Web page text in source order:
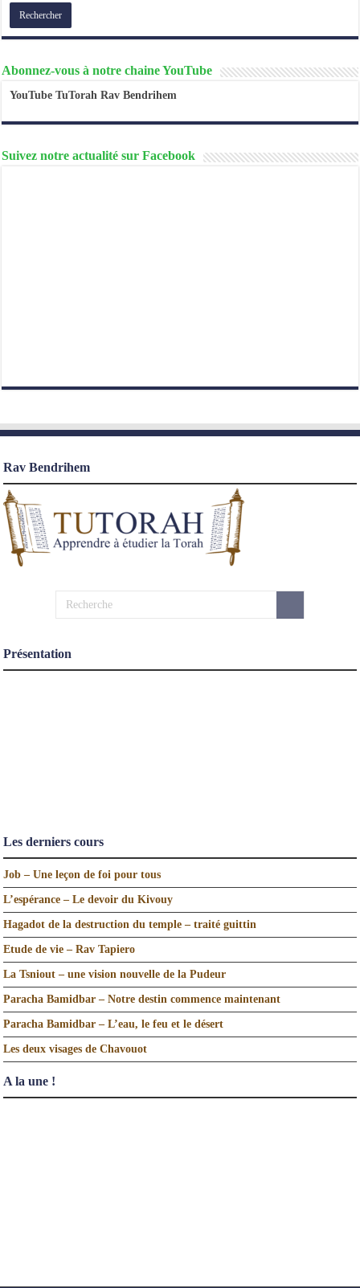
Abonnez-vous à notre chaine YouTube
YouTube TuTorah Rav Bendrihem
Suivez notre actualité sur Facebook
Rav Bendrihem
Présentation
Les derniers cours
Job – Une leçon de foi pour tous
L’espérance – Le devoir du Kivouy
Hagadot de la destruction du temple – traité guittin
Etude de vie – Rav Tapiero
La Tsniout – une vision nouvelle de la Pudeur
Paracha Bamidbar – Notre destin commence maintenant
Paracha Bamidbar – L’eau, le feu et le désert
Les deux visages de Chavouot
A la une !